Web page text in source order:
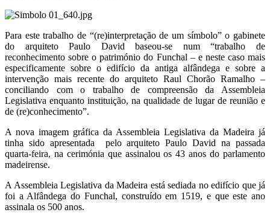
Para este trabalho de “(re)interpretação de um símbolo” o gabinete
do arquiteto Paulo David baseou-se num “trabalho de
reconhecimento sobre o património do Funchal – e neste caso mais
especificamente sobre o edifício da antiga alfândega e sobre a
intervenção mais recente do arquiteto Raul Chorão Ramalho –
conciliando com o trabalho de compreensão da Assembleia
Legislativa enquanto instituição, na qualidade de lugar de reunião e
de (re)conhecimento”.
A nova imagem gráfica da Assembleia Legislativa da Madeira já
tinha sido apresentada pelo arquiteto Paulo David na passada
quarta-feira, na cerimónia que assinalou os 43 anos do parlamento
madeirense.
A Assembleia Legislativa da Madeira está sediada no edifício que já
foi a Alfândega do Funchal, construído em 1519, e que este ano
assinala os 500 anos.